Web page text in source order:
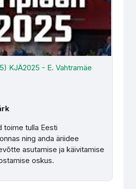
KJÄ2025 - E. Vahtramäe
toime tulla Eesti
ning anda äriidee
asutamise ja käivitamise
oskus.